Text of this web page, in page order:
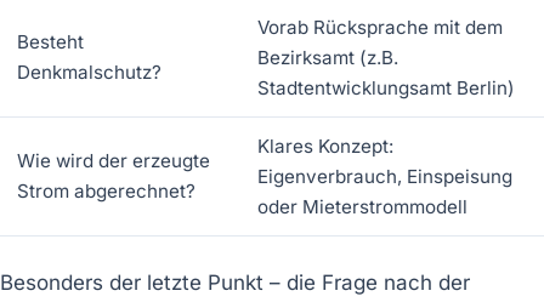
Besteht
Denkmalschutz?
Vorab Rücksprache mit dem
Bezirksamt (z.B.
Stadtentwicklungsamt Berlin)
Wie wird der erzeugte
Strom abgerechnet?
Klares Konzept:
Eigenverbrauch, Einspeisung
oder Mieterstrommodell
Besonders der letzte Punkt – die Frage nach der